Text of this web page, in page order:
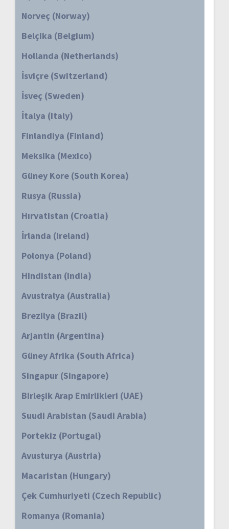
Norveç (Norway)
Belçika (Belgium)
Hollanda (Netherlands)
İsviçre (Switzerland)
İsveç (Sweden)
İtalya (Italy)
Finlandiya (Finland)
Meksika (Mexico)
Güney Kore (South Korea)
Rusya (Russia)
Hırvatistan (Croatia)
İrlanda (Ireland)
Polonya (Poland)
Hindistan (India)
Avustralya (Australia)
Brezilya (Brazil)
Arjantin (Argentina)
Güney Afrika (South Africa)
Singapur (Singapore)
Birleşik Arap Emirlikleri (UAE)
Suudi Arabistan (Saudi Arabia)
Portekiz (Portugal)
Avusturya (Austria)
Macaristan (Hungary)
Çek Cumhuriyeti (Czech Republic)
Romanya (Romania)